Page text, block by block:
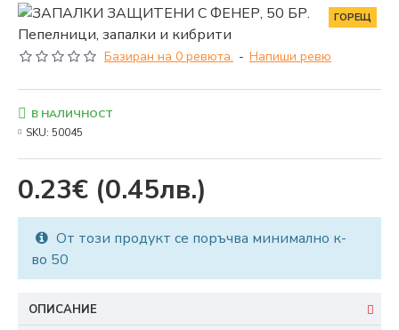
ГОРЕЩ
Базиран на 0 ревюта. - Напиши ревю
0.23€ (0.45лв.)
В НАЛИЧНОСТ
SKU: 50045
От този продукт се поръчва минимално к-
во 50
ОПИСАНИЕ